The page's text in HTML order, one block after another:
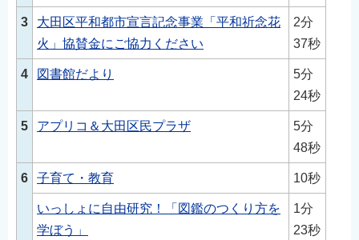
3
大田区平和都市宣言記念事業「平和祈念花
火」協賛金にご協力ください
2分
37秒
4 図書館だより
5分
24秒
5 アプリコ＆大田区民プラザ
5分
48秒
6 子育て・教育 10秒
いっしょに自由研究！「図鑑のつくり方を
学ぼう」
1分
23秒